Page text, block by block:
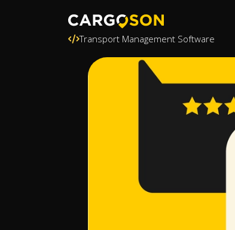
Transport Management Software